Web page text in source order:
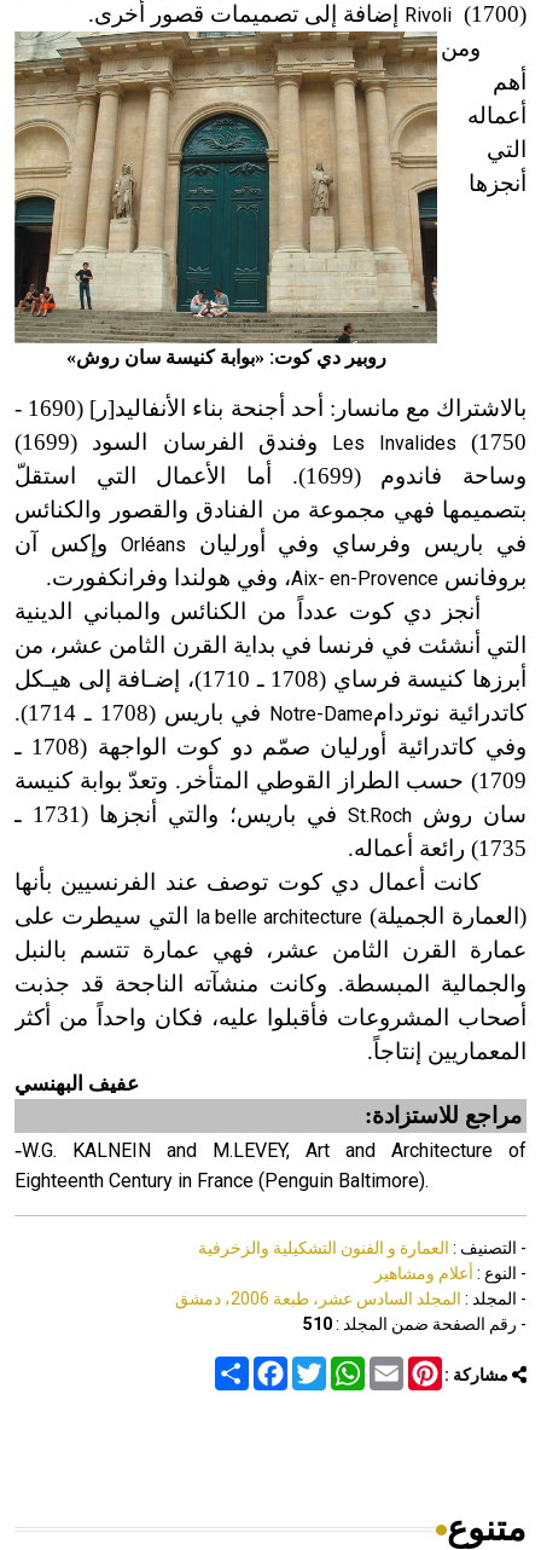
(1700)
Rivoli إضافة إلى تصميمات قصور أخرى.
روبير دي كوت: «بوابة كنيسة سان روش»
ومن
أهم
أعماله
التي
أنجزها
بالاشتراك مع مانسار: أحد أجنحة بناء الأنفاليد[ر]
(1690 -
1750)
Les Invalides
وفندق الفرسان السود (1699)
وساحة فاندوم (1699). أما الأعمال التي استقلّ
بتصميمها فهي مجموعة من الفنادق والقصور والكنائس
في باريس وفرساي وفي أورليان Orléans وإكس آن
بروفانس Aix- en-Provence، وفي هولندا وفرانكفورت.
أنجز دي كوت عدداً من الكنائس والمباني الدينية
التي أنشئت في فرنسا في بداية القرن الثامن عشر، من
أبرزها كنيسة فرساي (1708 ـ 1710)،
إضـافة إلى هيـكل
كاتدرائية نوتردامNotre-Dame
في باريس (1708 ـ 1714).
وفي كاتدرائية أورليان صمّم دو كوت الواجهة (1708 ـ
1709) حسب الطراز القوطي المتأخر. وتعدّ بوابة كنيسة
سان روش St.Roch
في باريس؛ والتي أنجزها (1731 ـ
1735) رائعة أعماله.
كانت أعمال دي كوت توصف عند الفرنسيين بأنها
(العمارة الجميلة) la belle architecture
التي سيطرت على
عمارة القرن الثامن عشر، فهي عمارة تتسم بالنبل
والجمالية المبسطة. وكانت منشآته الناجحة قد جذبت
أصحاب المشروعات فأقبلوا عليه، فكان واحداً من أكثر
المعماريين إنتاجاً.
عفيف البهنسي
مراجع للاستزادة:
-W.G. KALNEIN and M.LEVEY, Art and Architecture of
Eighteenth Century in France (Penguin Baltimore).
- التصنيف : العمارة و الفنون التشكيلية والزخرفية
- النوع : أعلام ومشاهير
- المجلد : المجلد السادس عشر، طبعة 2006، دمشق
- رقم الصفحة ضمن المجلد :510
مشاركة : Share
FacebookTwitter
WhatsAppEmail
Pinterest
متنوع